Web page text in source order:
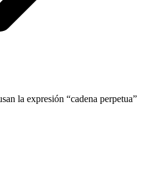
la expresión “cadena perpetua”